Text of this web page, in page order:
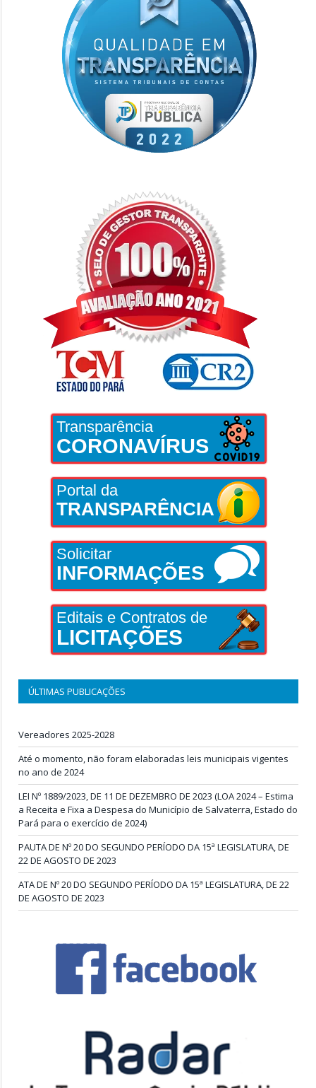
Transparência
CORONAVÍRUS
Portal da
TRANSPARÊNCIA
Solicitar
INFORMAÇÕES
Editais e Contratos de
LICITAÇÕES
ÚLTIMAS PUBLICAÇÕES
Vereadores 2025-2028
Até o momento, não foram elaboradas leis municipais vigentes
no ano de 2024
LEI Nº 1889/2023, DE 11 DE DEZEMBRO DE 2023 (LOA 2024 – Estima
a Receita e Fixa a Despesa do Município de Salvaterra, Estado do
Pará para o exercício de 2024)
PAUTA DE Nº 20 DO SEGUNDO PERÍODO DA 15ª LEGISLATURA, DE
22 DE AGOSTO DE 2023
ATA DE Nº 20 DO SEGUNDO PERÍODO DA 15ª LEGISLATURA, DE 22
DE AGOSTO DE 2023